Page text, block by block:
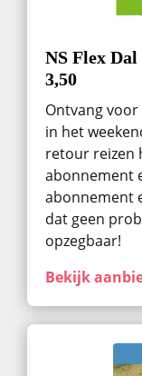
NS Flex
3,50
Ontvang
in het
retour reizen
abonnement
abonnement
dat geen
opzegbaar!
Bekijk